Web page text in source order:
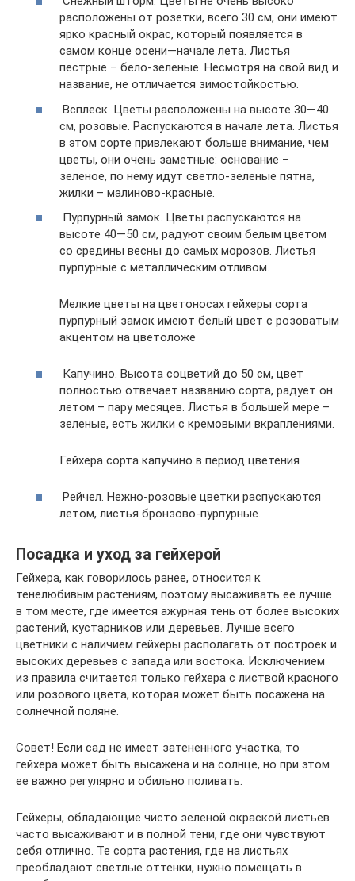
расположены от розетки, всего 30 см, они имеют
ярко красный окрас, который появляется в
самом конце осени—начале лета. Листья
пестрые – бело-зеленые. Несмотря на свой вид и
название, не отличается зимостойкостью.
Всплеск. Цветы расположены на высоте 30—40
см, розовые. Распускаются в начале лета. Листья
в этом сорте привлекают больше внимание, чем
цветы, они очень заметные: основание –
зеленое, по нему идут светло-зеленые пятна,
жилки – малиново-красные.
Пурпурный замок. Цветы распускаются на
высоте 40—50 см, радуют своим белым цветом
со средины весны до самых морозов. Листья
пурпурные с металлическим отливом.
Мелкие цветы на цветоносах гейхеры сорта
пурпурный замок имеют белый цвет с розоватым
акцентом на цветоложе
Капучино. Высота соцветий до 50 см, цвет
полностью отвечает названию сорта, радует он
летом – пару месяцев. Листья в большей мере –
зеленые, есть жилки с кремовыми вкраплениями.
Гейхера сорта капучино в период цветения
Рейчел. Нежно-розовые цветки распускаются
летом, листья бронзово-пурпурные.
Посадка и уход за гейхерой
Гейхера, как говорилось ранее, относится к
тенелюбивым растениям, поэтому высаживать ее лучше
в том месте, где имеется ажурная тень от более высоких
растений, кустарников или деревьев. Лучше всего
цветники с наличием гейхеры располагать от построек и
высоких деревьев с запада или востока. Исключением
из правила считается только гейхера с листвой красного
или розового цвета, которая может быть посажена на
солнечной поляне.
Совет! Если сад не имеет затененного участка, то
гейхера может быть высажена и на солнце, но при этом
ее важно регулярно и обильно поливать.
Гейхеры, обладающие чисто зеленой окраской листьев
часто высаживают и в полной тени, где они чувствуют
себя отлично. Те сорта растения, где на листьях
преобладают светлые оттенки, нужно помещать в